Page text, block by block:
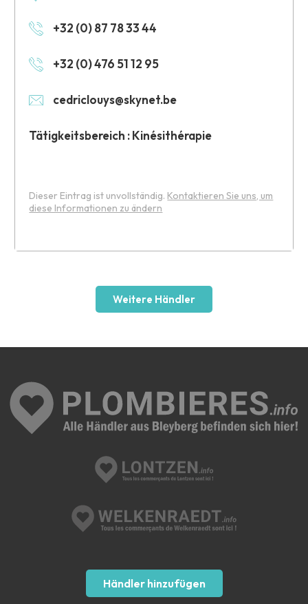
+32 (0) 87 78 33 44
+32 (0) 476 51 12 95
cedriclouys@skynet.be
Tätigkeitsbereich : Kinésithérapie
Dieser Eintrag ist unvollständig. Kontaktieren Sie uns, um
diese Informationen zu ändern
Weitere Händler
Händler hinzufügen